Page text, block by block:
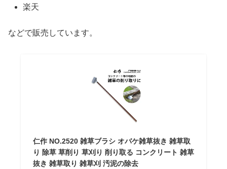
楽天
などで販売しています。
仁作 NO.2520 雑草ブラシ オバケ雑草抜き 雑草取
り 除草 草削り 草刈り 削り取る コンクリート 雑草
抜き 雑草取り 雑草刈 汚泥の除去